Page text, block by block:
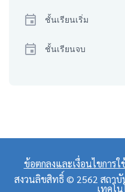
ชั้นเรียนเริ่ม
ชั้นเรียนจบ
ข้อตกลงและเงื่อนไขการใ
สงวนลิขสิทธิ์ © 2562 สถาบั
เทคโ